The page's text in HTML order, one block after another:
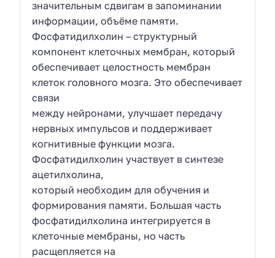
значительным сдвигам в запоминании
информации, объёме памяти.
Фосфатидилхолин – структурный
компонент клеточных мембран, который
обеспечивает целостность мембран
клеток головного мозга. Это обеспечивает
связи
между нейронами, улучшает передачу
нервных импульсов и поддерживает
когнитивные функции мозга.
Фосфатидилхолин участвует в синтезе
ацетилхолина,
который необходим для обучения и
формирования памяти. Большая часть
фосфатидилхолина интегрируется в
клеточные мембраны, но часть
расщепляется на